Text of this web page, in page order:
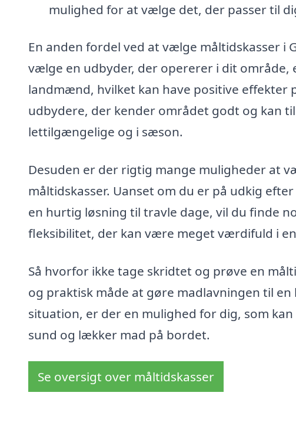
mulighed for at vælge det, der passer til
En anden fordel ved at vælge måltidskasser i
vælge en udbyder, der opererer i dit
landmænd, hvilket kan have positive effekter
udbydere, der kender området godt og kan
lettilgængelige og i sæson.
Desuden er der rigtig mange muligheder at
måltidskasser. Uanset om du er på udkig
en hurtig løsning til travle dage, vil du finde
fleksibilitet, der kan være meget værdifuld i
Så hvorfor ikke tage skridtet og prøve en
og praktisk måde at gøre madlavningen til
situation, er der en mulighed for dig, som
sund og lækker mad på bordet.
Se oversigt over måltidskasser